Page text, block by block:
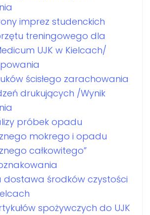
imprez studenckich
treningowego dla
UJK w Kielcach/
ścisłego zarachowania
drukujących /Wynik
próbek opadu
mokrego i opadu
całkowitego”
dostawa środków czystości
spożywczych do UJK